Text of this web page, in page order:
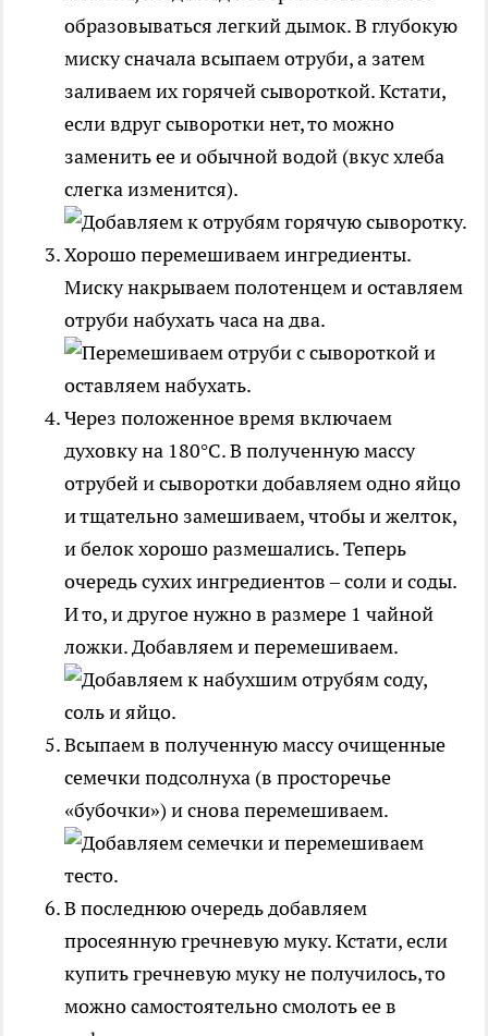
образовываться легкий дымок. В глубокую
миску сначала всыпаем отруби, а затем
заливаем их горячей сывороткой. Кстати,
если вдруг сыворотки нет, то можно
заменить ее и обычной водой (вкус хлеба
слегка изменится).
Хорошо перемешиваем ингредиенты.
Миску накрываем полотенцем и оставляем
отруби набухать часа на два.
Через положенное время включаем
духовку на 180°С. В полученную массу
отрубей и сыворотки добавляем одно яйцо
и тщательно замешиваем, чтобы и желток,
и белок хорошо размешались. Теперь
очередь сухих ингредиентов – соли и соды.
И то, и другое нужно в размере 1 чайной
ложки. Добавляем и перемешиваем.
Всыпаем в полученную массу очищенные
семечки подсолнуха (в просторечье
«бубочки») и снова перемешиваем.
В последнюю очередь добавляем
просеянную гречневую муку. Кстати, если
купить гречневую муку не получилось, то
можно самостоятельно смолоть ее в